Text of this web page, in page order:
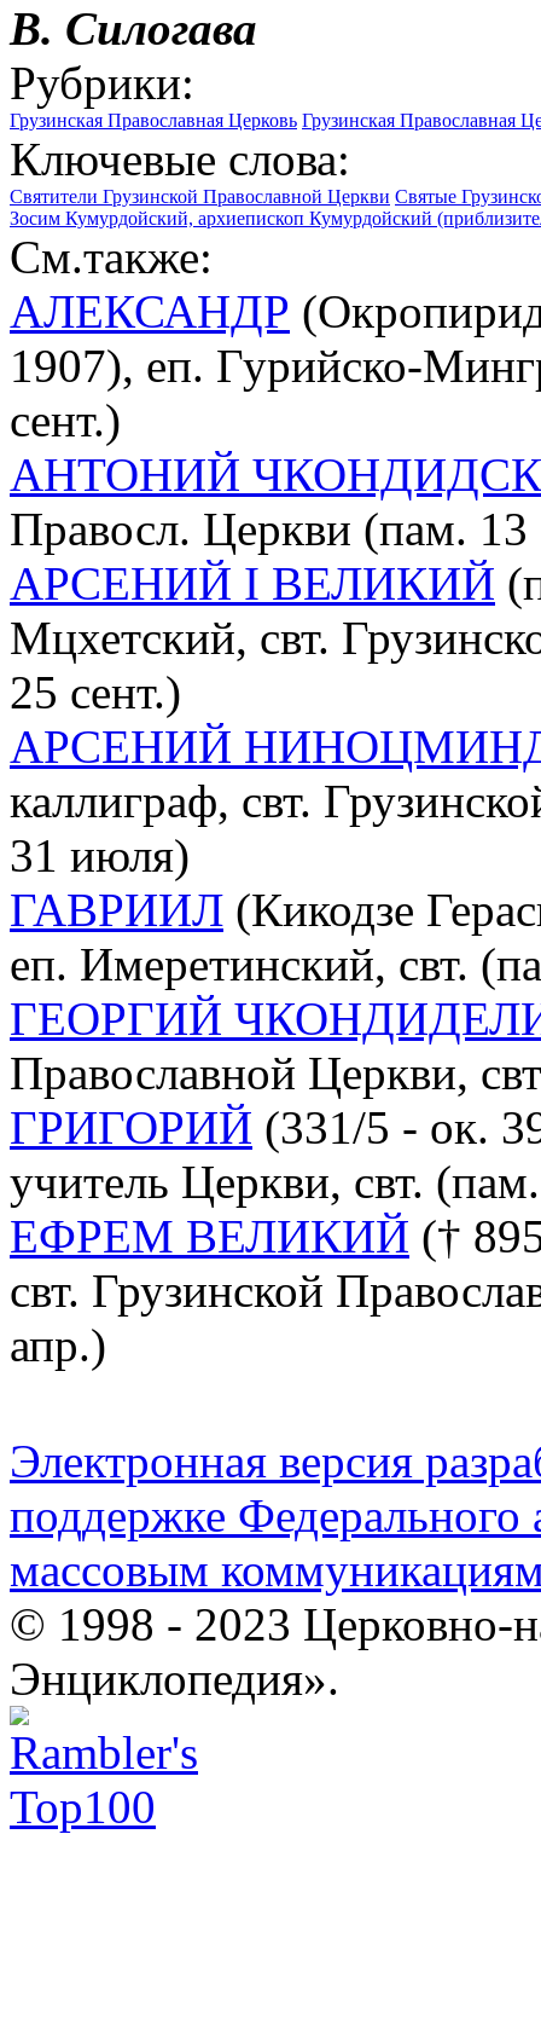
В. Силогава
Рубрики:
Грузинская Православная Церковь Грузинская Православная
Ключевые слова:
Святители Грузинской Православной Церкви Святые
Зосим Кумурдойский, архиепископ Кумурдойский
См.также:
АЛЕКСАНДР
1907), еп. Гурийско-
сент.)
АНТОНИЙ
Правосл. Церкви (пам. 13
АРСЕНИЙ I ВЕЛИКИЙ
Мцхетский, свт.
25 сент.)
АРСЕНИЙ
каллиграф, свт.
31 июля)
ГАВРИИЛ (Кикодзе
еп. Имеретинский, свт.
ГЕОРГИЙ
Православной Церкви,
ГРИГОРИЙ (331/5 - ок.
учитель Церкви, свт.
ЕФРЕМ ВЕЛИКИЙ (†
свт. Грузинской
апр.)
Электронная версия
поддержке Федерального
массовым
© 1998 - 2023 Церковно-
Энциклопедия».